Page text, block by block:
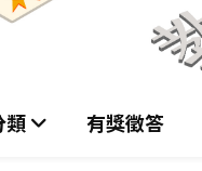
類 有獎徵答